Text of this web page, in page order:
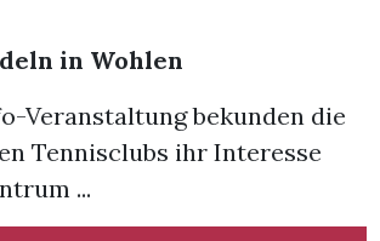
in Wohlen
Veranstaltung bekunden die
Tennisclubs ihr Interesse
...